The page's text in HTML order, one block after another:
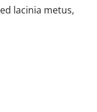
lacinia metus,